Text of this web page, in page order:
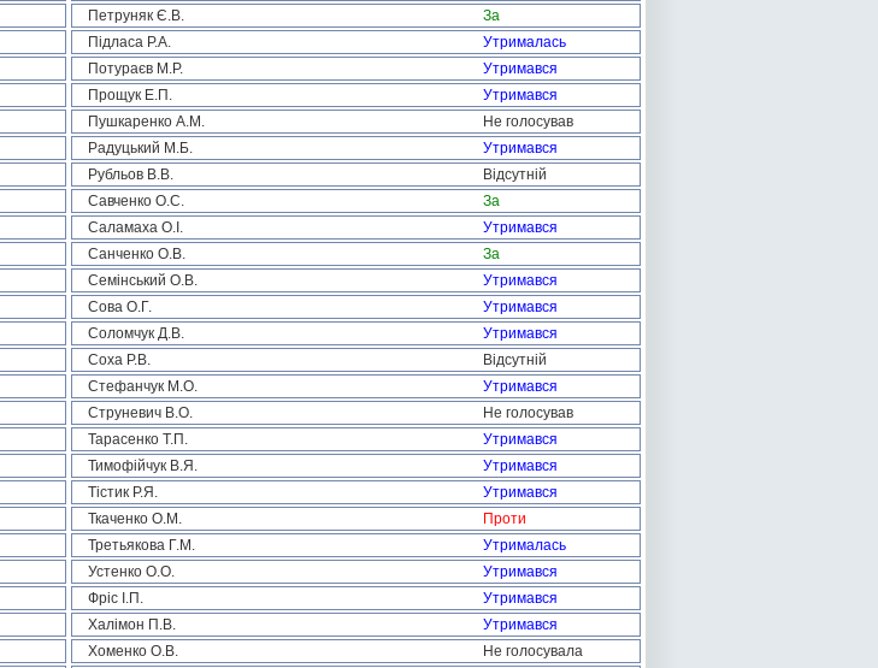
Петруняк Є.В.
За
Підласа Р.А.
Утрималась
Потураєв М.Р.
Утримався
Прощук Е.П.
Утримався
Пушкаренко А.М.
Не голосував
Радуцький М.Б.
Утримався
Рубльов В.В.
Відсутній
Савченко О.С.
За
Саламаха О.І.
Утримався
Санченко О.В.
За
Семінський О.В.
Утримався
Сова О.Г.
Утримався
Соломчук Д.В.
Утримався
Соха Р.В.
Відсутній
Стефанчук М.О.
Утримався
Струневич В.О.
Не голосував
Тарасенко Т.П.
Утримався
Тимофійчук В.Я.
Утримався
Тістик Р.Я.
Утримався
Ткаченко О.М.
Проти
Третьякова Г.М.
Утрималась
Устенко О.О.
Утримався
Фріс І.П.
Утримався
Халімон П.В.
Утримався
Хоменко О.В.
Не голосувала